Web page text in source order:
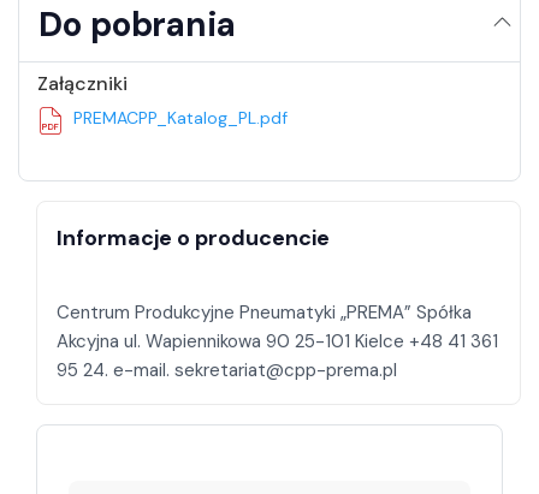
Do pobrania
Załączniki
PREMACPP_Katalog_PL.pdf
Informacje o producencie
Centrum Produkcyjne Pneumatyki „PREMA” Spółka
Akcyjna ul. Wapiennikowa 90 25-101 Kielce +48 41 361